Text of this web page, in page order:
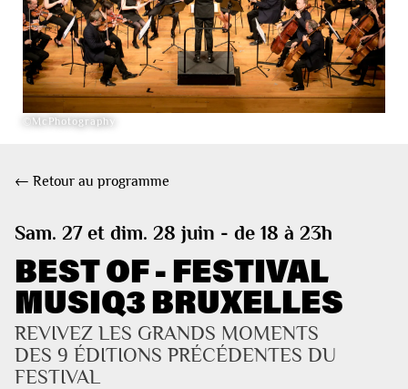
©McPhotography
← Retour au programme
Sam. 27 et dim. 28 juin - de 18 à 23h
BEST OF - FESTIVAL
MUSIQ3 BRUXELLES
REVIVEZ LES GRANDS MOMENTS
DES 9 ÉDITIONS PRÉCÉDENTES DU
FESTIVAL